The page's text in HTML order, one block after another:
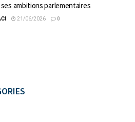
ambitions parlementaires
21/06/2026 0